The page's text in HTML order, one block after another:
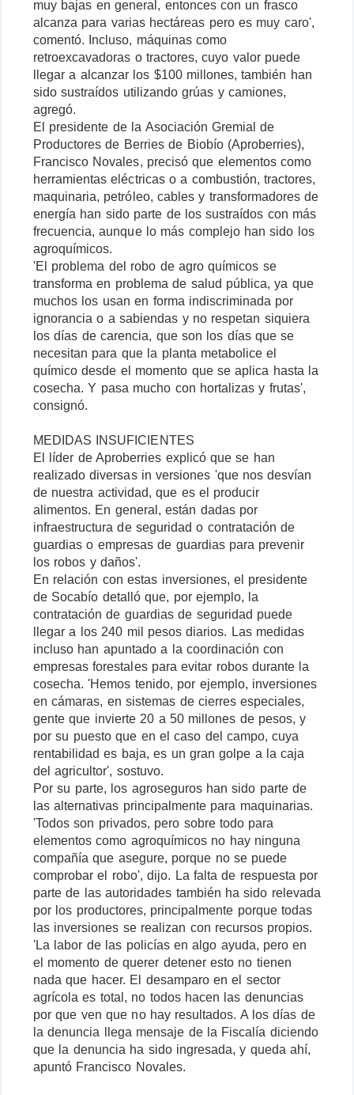
muy bajas en general, entonces con un frasco
alcanza para varias hectáreas pero es muy caro',
comentó. Incluso, máquinas como
retroexcavadoras o tractores, cuyo valor puede
llegar a alcanzar los $100 millones, también han
sido sustraídos utilizando grúas y camiones,
agregó.
El presidente de la Asociación Gremial de
Productores de Berries de Biobío (Aproberries),
Francisco Novales, precisó que elementos como
herramientas eléctricas o a combustión, tractores,
maquinaria, petróleo, cables y transformadores de
energía han sido parte de los sustraídos con más
frecuencia, aunque lo más complejo han sido los
agroquímicos.
'El problema del robo de agro químicos se
transforma en problema de salud pública, ya que
muchos los usan en forma indiscriminada por
ignorancia o a sabiendas y no respetan siquiera
los días de carencia, que son los días que se
necesitan para que la planta metabolice el
químico desde el momento que se aplica hasta la
cosecha. Y pasa mucho con hortalizas y frutas',
consignó.
MEDIDAS INSUFICIENTES
El líder de Aproberries explicó que se han
realizado diversas in versiones 'que nos desvían
de nuestra actividad, que es el producir
alimentos. En general, están dadas por
infraestructura de seguridad o contratación de
guardias o empresas de guardias para prevenir
los robos y daños'.
En relación con estas inversiones, el presidente
de Socabío detalló que, por ejemplo, la
contratación de guardias de seguridad puede
llegar a los 240 mil pesos diarios. Las medidas
incluso han apuntado a la coordinación con
empresas forestales para evitar robos durante la
cosecha. 'Hemos tenido, por ejemplo, inversiones
en cámaras, en sistemas de cierres especiales,
gente que invierte 20 a 50 millones de pesos, y
por su puesto que en el caso del campo, cuya
rentabilidad es baja, es un gran golpe a la caja
del agricultor', sostuvo.
Por su parte, los agroseguros han sido parte de
las alternativas principalmente para maquinarias.
'Todos son privados, pero sobre todo para
elementos como agroquímicos no hay ninguna
compañía que asegure, porque no se puede
comprobar el robo', dijo. La falta de respuesta por
parte de las autoridades también ha sido relevada
por los productores, principalmente porque todas
las inversiones se realizan con recursos propios.
'La labor de las policías en algo ayuda, pero en
el momento de querer detener esto no tienen
nada que hacer. El desamparo en el sector
agrícola es total, no todos hacen las denuncias
por que ven que no hay resultados. A los días de
la denuncia llega mensaje de la Fiscalía diciendo
que la denuncia ha sido ingresada, y queda ahí,
apuntó Francisco Novales.